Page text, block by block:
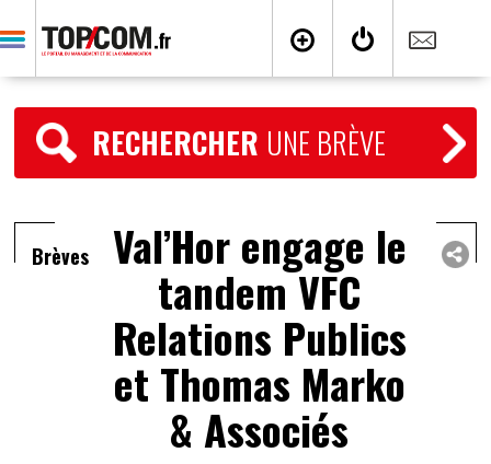
RECHERCHER UNE BRÈVE
Brèves Val’Hor engage le
tandem VFC
Relations Publics
et Thomas Marko
& Associés